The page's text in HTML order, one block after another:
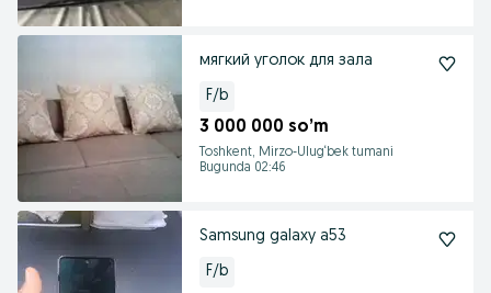
мягкий уголок для зала
F/b
3 000 000 so’m
Toshkent, Mirzo-Ulug‘bek tumani
Bugunda 02:46
Samsung galaxy a53
F/b